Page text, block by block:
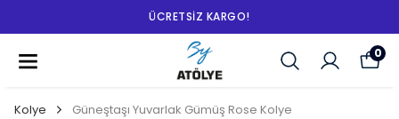
ÜCRETSIZ KARGO!
0
Kolye Güneştaşı Yuvarlak Gümüş Rose Kolye